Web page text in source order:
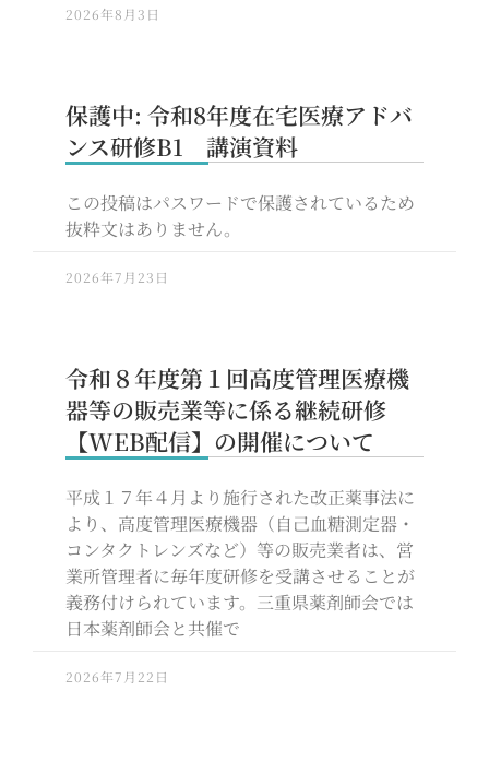
2026年8月3日
保護中: 令和8年度在宅医療アドバ
ンス研修B1 講演資料
この投稿はパスワードで保護されているため
抜粋文はありません。
2026年7月23日
令和８年度第１回高度管理医療機
器等の販売業等に係る継続研修
【WEB配信】の開催について
平成１７年４月より施行された改正薬事法に
より、高度管理医療機器（自己血糖測定器・
コンタクトレンズなど）等の販売業者は、営
業所管理者に毎年度研修を受講させることが
義務付けられています。三重県薬剤師会では
日本薬剤師会と共催で
2026年7月22日